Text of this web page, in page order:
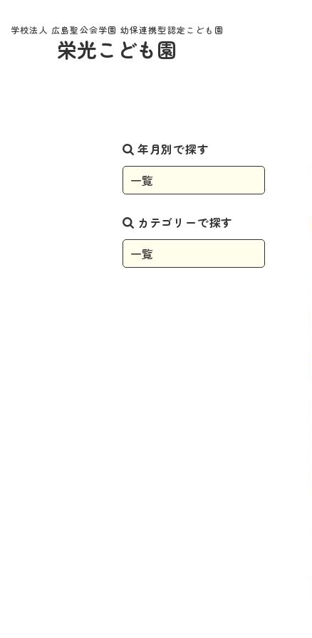
学校法人 広島聖公会学園 幼保連携型認定こども園
栄光こども園
お知らせ
年月別で探す
カテゴリーで探す